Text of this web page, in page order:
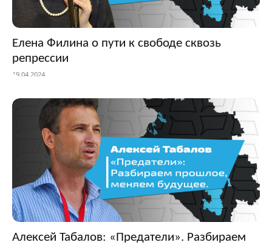
Елена Филина о пути к свободе сквозь
репрессии
19.04.2024
Алексей Табалов: «Предатели». Разбираем